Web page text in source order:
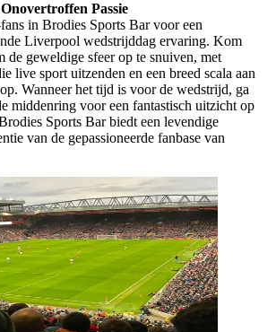
Passie
in Brodies Sports Bar voor een
Liverpool wedstrijddag ervaring. Kom
de geweldige sfeer op te snuiven, met
live sport uitzenden en een breed scala aan
Wanneer het tijd is voor de wedstrijd, ga
middenring voor een fantastisch uitzicht op
Sports Bar biedt een levendige
van de gepassioneerde fanbase van